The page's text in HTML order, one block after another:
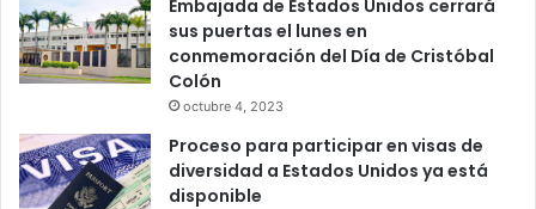
Embajada de Estados Unidos cerrará
sus puertas el lunes en
conmemoración del Día de Cristóbal
Colón
octubre 4, 2023
Proceso para participar en visas de
diversidad a Estados Unidos ya está
disponible